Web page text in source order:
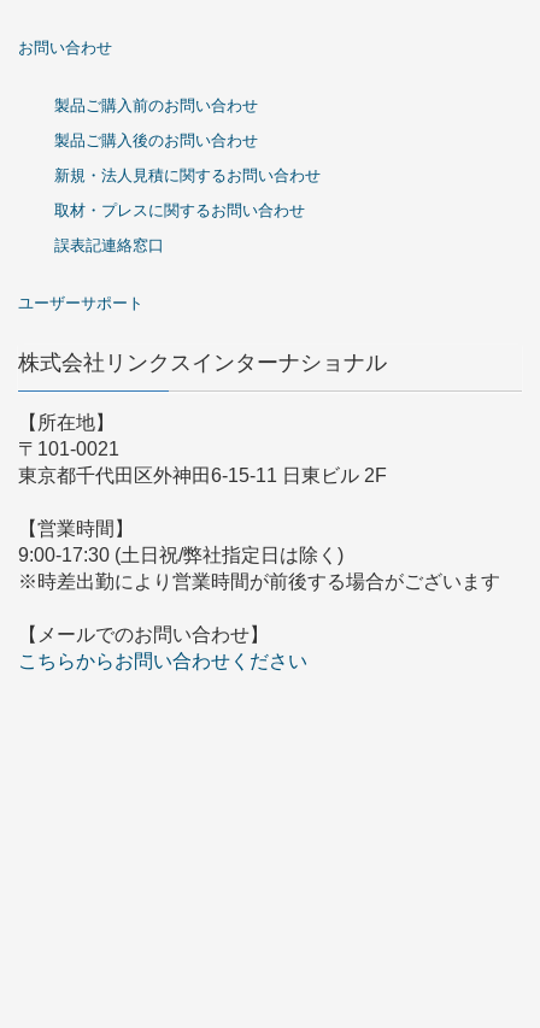
お問い合わせ
製品ご購入前のお問い合わせ
製品ご購入後のお問い合わせ
新規・法人見積に関するお問い合わせ
取材・プレスに関するお問い合わせ
誤表記連絡窓口
ユーザーサポート
株式会社リンクスインターナショナル
【所在地】
〒101-0021
東京都千代田区外神田6-15-11 日東ビル 2F
【営業時間】
9:00-17:30 (土日祝/弊社指定日は除く)
※時差出勤により営業時間が前後する場合がございます
【メールでのお問い合わせ】
こちらからお問い合わせください